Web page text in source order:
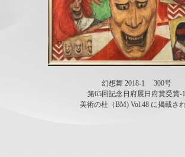
幻想舞 2018-1 300号
第65回記念日府展日府賞受賞-
美術の杜（BM) Vol.48 に掲載さ